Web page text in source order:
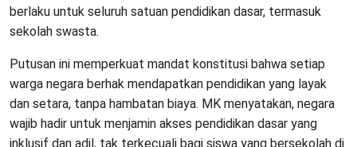
berlaku untuk seluruh satuan pendidikan dasar, termasuk
sekolah swasta.
Putusan ini memperkuat mandat konstitusi bahwa setiap
warga negara berhak mendapatkan pendidikan yang layak
dan setara, tanpa hambatan biaya. MK menyatakan, negara
wajib hadir untuk menjamin akses pendidikan dasar yang
inklusif dan adil, tak terkecuali bagi siswa yang bersekolah di